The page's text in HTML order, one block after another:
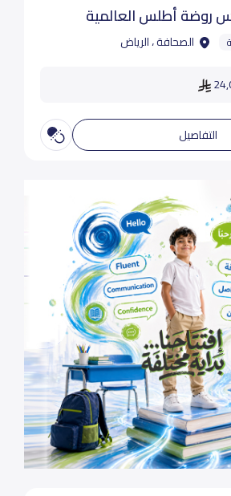
روضة أطلس العالمية
الصحافة ، الرياض
التفاصيل